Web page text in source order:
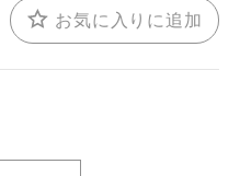
お気に入りに追加